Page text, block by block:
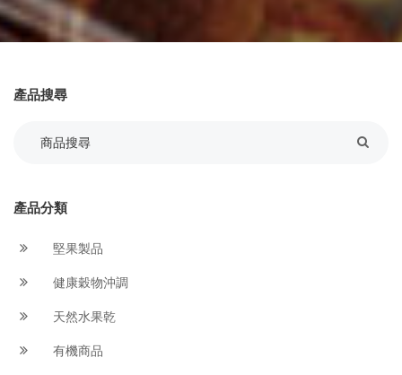
產品搜尋
產品分類
堅果製品
健康穀物沖調
天然水果乾
有機商品